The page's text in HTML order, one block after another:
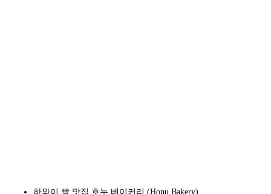
하와이 빵 맛집 호누 베이커리 (Honu Bakery)